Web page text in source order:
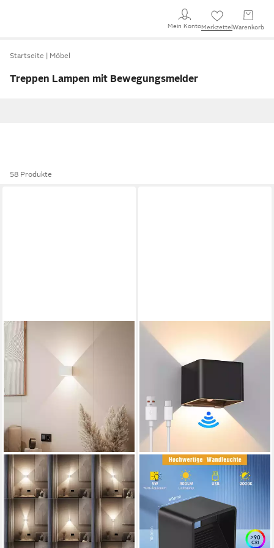
Mein KontoMerkzettel Warenkorb
Startseite Möbel
Treppen Lampen mit Bewegungsmelder
58 Produkte